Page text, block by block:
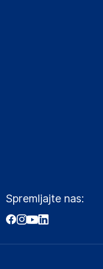
Spremljajte nas: